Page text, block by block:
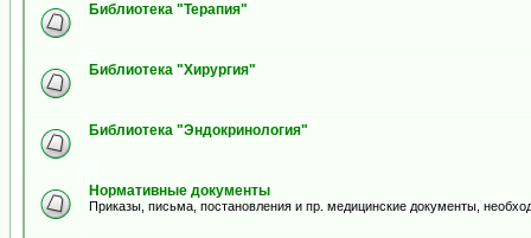
Библиотека "Терапия"
Библиотека "Хирургия"
Библиотека "Эндокринология"
Нормативные документы
Приказы, письма, постановления и пр. медицинские документы,